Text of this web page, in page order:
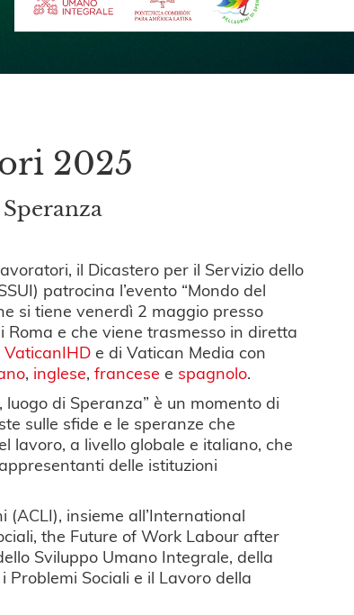
2025
il Dicastero per il Servizio dello
patrocina l’evento “Mondo del
si tiene venerdì 2 maggio presso
Roma e che viene trasmesso in diretta
VaticanIHD e di Vatican Media con
, inglese,francese e spagnolo.
luogo di Speranza” è un momento di
sulle sfide e le speranze che
lavoro, a livello globale e italiano, che
delle istituzioni
insieme all’International
the Future of Work Labour after
Sviluppo Umano Integrale, della
Problemi Sociali e il Lavoro della